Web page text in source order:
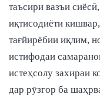
таъсири вазъи
иқтисодиёти
тағйирёбии иқлим,
истифодаи
истеҳсолу захираи
дар рӯзгор ба